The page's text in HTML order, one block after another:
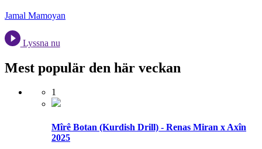
Jamal Mamoyan
Lyssna nu
Mest populär den här veckan
1
Mîrê Botan (Kurdish Drill) - Renas Miran x Axîn
2025